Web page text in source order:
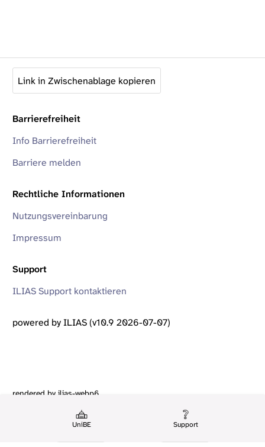
UniBE Support
Link in Zwischenablage kopieren
Barrierefreiheit
Info Barrierefreiheit
Barriere melden
Rechtliche Informationen
Nutzungsvereinbarung
Impressum
Support
ILIAS Support kontaktieren
powered by ILIAS (v10.9 2026-07-07)
rendered by ilias-webp6